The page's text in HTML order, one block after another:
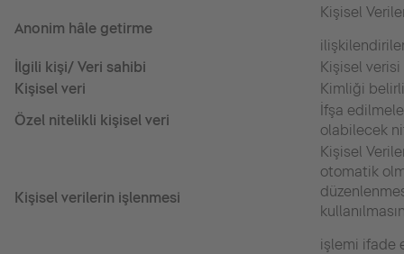
Anonim hâle getirme
Kişisel
İlgili kişi/ Veri sahibi
Kişisel
Kişisel veri
Kimliği
Özel nitelikli kişisel veri
İfşa
olabilecek
Kişisel verilerin işlenmesi
Kişisel
otomatik
işlemi ifade